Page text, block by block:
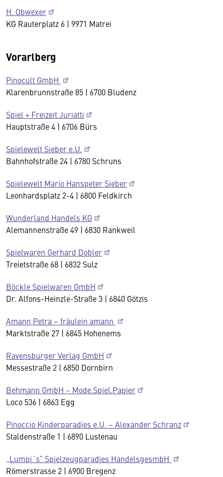
H. Obwexer
KG Rauterplatz 6 | 9971 Matrei
Vorarlberg
Pinocult GmbH
Klarenbrunnstraße 85 | 6700 Bludenz
Spiel + Freizeit Juriatti
Hauptstraße 4 | 6706 Bürs
Spielewelt Sieber e.U.
Bahnhofstraße 24 | 6780 Schruns
Spielewelt Mario Hanspeter Sieber
Leonhardsplatz 2-4 | 6800 Feldkirch
Wunderland Handels KG
Alemannenstraße 49 | 6830 Rankweil
Spielwaren Gerhard Dobler
Treietstraße 68 | 6832 Sulz
Böckle Spielwaren GmbH
Dr. Alfons-Heinzle-Straße 3 | 6840 Götzis
Amann Petra – fräulein amann
Marktstraße 27 | 6845 Hohenems
Ravensburger Verlag GmbH
Messestraße 2 | 6850 Dornbirn
Behmann GmbH – Mode.Spiel.Papier
Loco 536 | 6863 Egg
Pinoccio Kinderparadies e.U. – Alexander Schranz
Staldenstraße 1 | 6890 Lustenau
Lumpi´s“ Spielzeugparadies HandelsgesmbH
Römerstrasse 2 | 6900 Bregenz